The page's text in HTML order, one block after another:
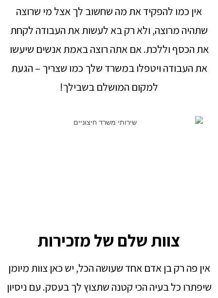
אין כמו להפקיד את מה שחשוב לך אצל מי שרוצה
שתהיה מרוצה, ולא רק בא לעשות את העבודה לקחת
את הכסף וללכת. אם אתה רוצה באמת אנשים שיעשו
את העבודה ויטפלו במשרד שלך כמו שצריך – הגעת
למקום המושלם בשבילך!
צוות שלם של מזכירות
אין פה רק בן אדם אחד שעושה הכל, יש כאן צוות מיומן
שיפתרו כל בעיה הכי קטנה שתצוץ לך בעסק. עם ניסיון